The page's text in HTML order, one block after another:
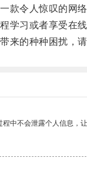
令人惊叹的网络
习或者享受在线
的种种困扰，请
中不会泄露个人信息，让